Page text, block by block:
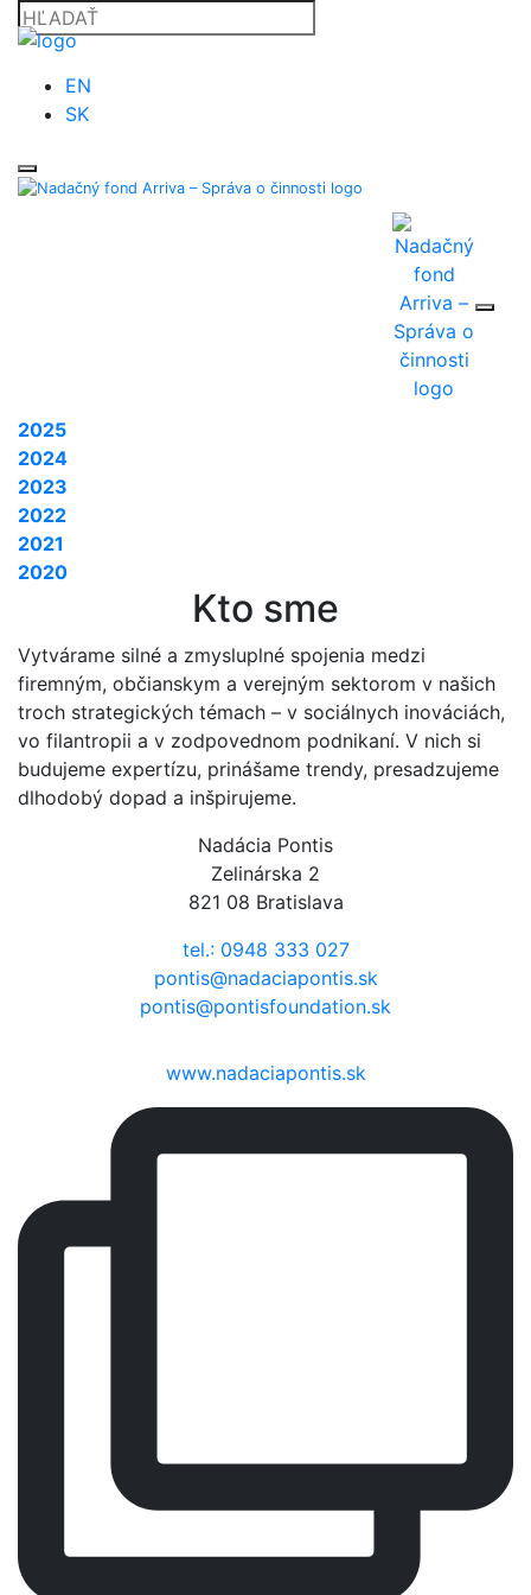
EN
SK
2025
2024
2023
2022
2021
2020
Kto sme
Vytvárame silné a zmysluplné spojenia medzi
firemným, občianskym a verejným sektorom v našich
troch strategických témach – v sociálnych inováciách,
vo filantropii a v zodpovednom podnikaní. V nich si
budujeme expertízu, prinášame trendy, presadzujeme
dlhodobý dopad a inšpirujeme.
Nadácia Pontis
Zelinárska 2
821 08 Bratislava
tel.: 0948 333 027
pontis@nadaciapontis.sk
pontis@pontisfoundation.sk
www.nadaciapontis.sk